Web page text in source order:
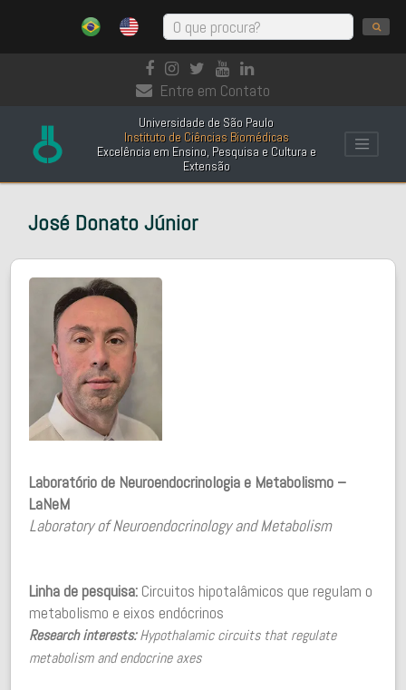
Entre em Contato
Universidade de São Paulo
Instituto de Ciências Biomédicas
Excelência em Ensino, Pesquisa e Cultura e
Extensão
José Donato Júnior
Laboratório de Neuroendocrinologia e Metabolismo –
LaNeM
Laboratory of Neuroendocrinology and Metabolism
Linha de pesquisa: Circuitos hipotalâmicos que regulam o
metabolismo e eixos endócrinos
Research interests:Hypothalamic circuits that regulate
metabolism and endocrine axes